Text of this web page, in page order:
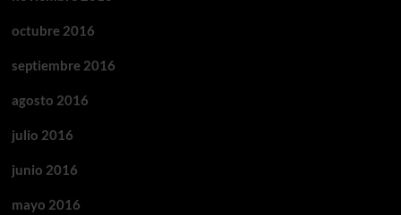
octubre 2016
septiembre 2016
agosto 2016
julio 2016
junio 2016
mayo 2016